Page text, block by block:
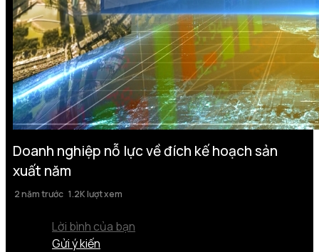
Doanh nghiệp nỗ lực về đích kế hoạch sản
xuất năm
2 năm trước 1.2K lượt xem
Lời bình của bạn
Gửi ý kiến